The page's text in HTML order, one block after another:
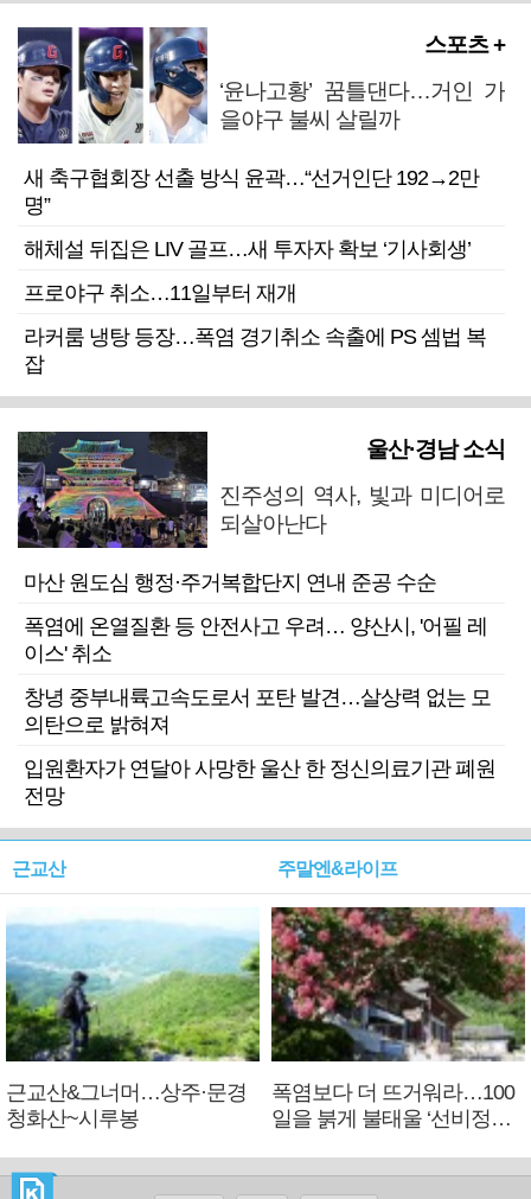
스포츠 +
‘윤나고황’ 꿈틀댄다…거인 가
을야구 불씨 살릴까
새 축구협회장 선출 방식 윤곽…“선거인단 192→2만
명”
해체설 뒤집은 LIV 골프…새 투자자 확보 ‘기사회생’
프로야구 취소…11일부터 재개
라커룸 냉탕 등장…폭염 경기취소 속출에 PS 셈법 복
잡
울산·경남 소식
진주성의 역사, 빛과 미디어로
되살아난다
마산 원도심 행정·주거복합단지 연내 준공 수순
폭염에 온열질환 등 안전사고 우려… 양산시, '어필 레
이스' 취소
창녕 중부내륙고속도로서 포탄 발견…살상력 없는 모
의탄으로 밝혀져
입원환자가 연달아 사망한 울산 한 정신의료기관 폐원
전망
근교산
근교산&그너머…상주·문경
청화산~시루봉
주말엔&라이프
폭염보다 더 뜨거워라…100
일을 붉게 불태울 ‘선비정신’